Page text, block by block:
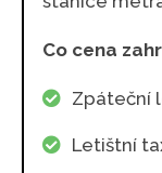
Co cena
Zpáteční
Letištní